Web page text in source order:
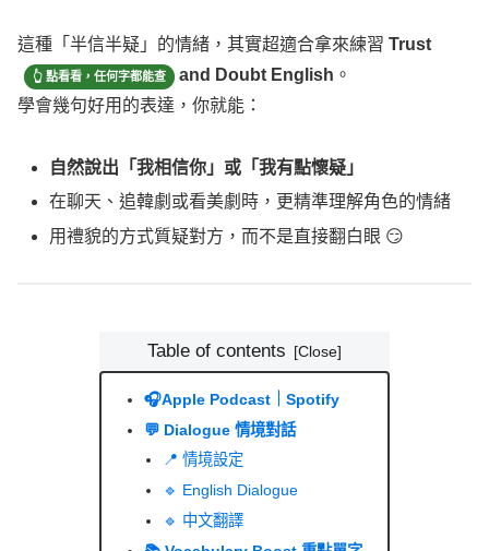
s
n
k
這種「半信半疑」的情緒，其實超適合拿來練習 Trust
Doubt English。
學會幾句好用的表達，你就能：
自然說出「我相信你」或「我有點懷疑」
在聊天、追韓劇或看美劇時，更精準理解角色的情緒
用禮貌的方式質疑對方，而不是直接翻白眼 😏
Table of contents
🎧Apple Podcast｜Spotify
💬 Dialogue 情境對話
📍 情境設定
🔹 English Dialogue
🔹 中文翻譯